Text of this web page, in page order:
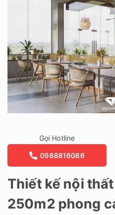
Thiết kế nội
250m2 phong
Gọi Hotline
0988816086